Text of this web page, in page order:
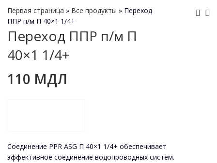
Первая страница » Все продукты » Переход
ППР п/м П 40×1 1/4+
Переход ППР п/м П
40×1 1/4+
110 МДЛ
Соединение PPR ASG П 40×1 1/4+ обеспечивает
эффективное соединение водопроводных систем.